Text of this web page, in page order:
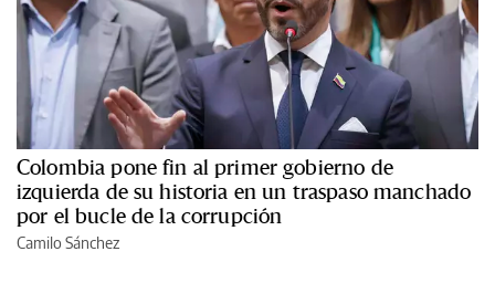
Colombia pone fin al primer gobierno de
izquierda de su historia en un traspaso manchado
por el bucle de la corrupción
Camilo Sánchez